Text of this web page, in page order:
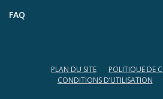
FAQ
PLAN DU SITE
POLITIQUE DE
CONDITIONS D’UTILISATION